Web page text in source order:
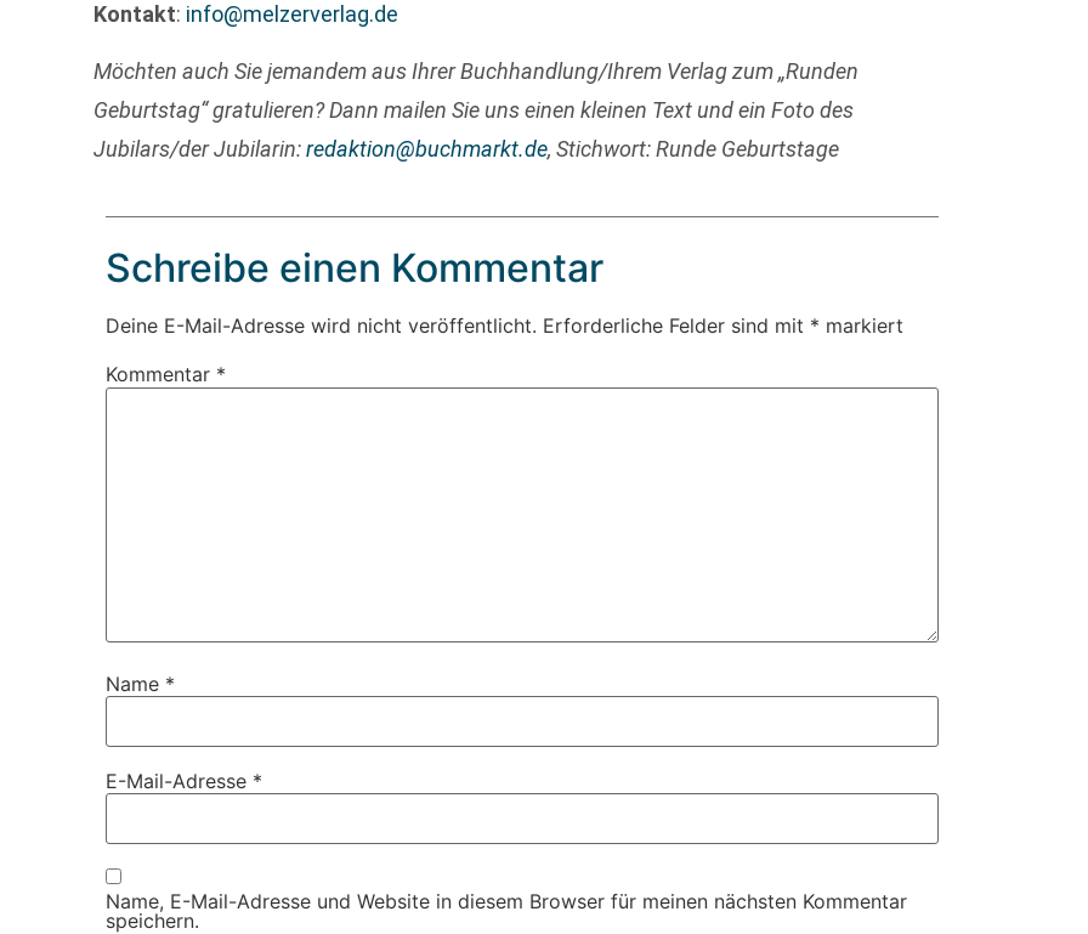
Kontakt: info@melzerverlag.de
Möchten auch Sie jemandem aus Ihrer Buchhandlung/Ihrem Verlag zum „Runden
Geburtstag“ gratulieren? Dann mailen Sie uns einen kleinen Text und ein Foto des
Jubilars/der Jubilarin:redaktion@buchmarkt.de, Stichwort: Runde Geburtstage
Schreibe einen Kommentar
Deine E-Mail-Adresse wird nicht veröffentlicht. Erforderliche Felder sind mit * markiert
Kommentar *
Name *
E-Mail-Adresse *
Name, E-Mail-Adresse und Website in diesem Browser für meinen nächsten Kommentar
speichern.